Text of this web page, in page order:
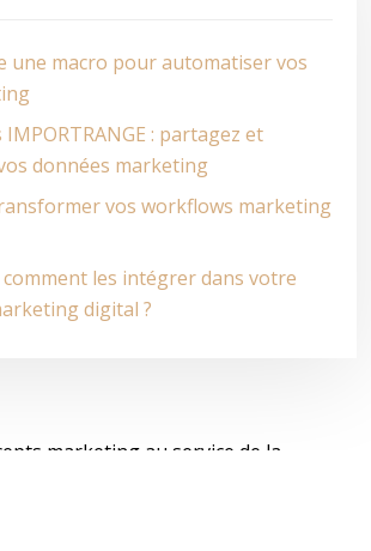
une macro pour automatiser vos
: partagez et
données marketing
vos workflows marketing
comment les intégrer dans votre
digital ?
marketing au service de la